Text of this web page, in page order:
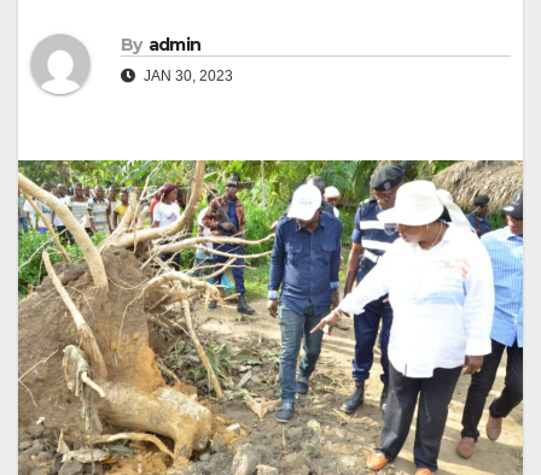
By admin
JAN 30, 2023